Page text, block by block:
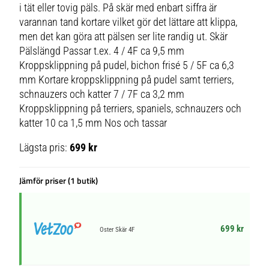
i tät eller tovig päls. På skär med enbart siffra är
varannan tand kortare vilket gör det lättare att klippa,
men det kan göra att pälsen ser lite randig ut. Skär
Pälslängd Passar t.ex. 4 / 4F ca 9,5 mm
Kroppsklippning på pudel, bichon frisé 5 / 5F ca 6,3
mm Kortare kroppsklippning på pudel samt terriers,
schnauzers och katter 7 / 7F ca 3,2 mm
Kroppsklippning på terriers, spaniels, schnauzers och
katter 10 ca 1,5 mm Nos och tassar
Lägsta pris:699 kr
Jämför priser (1 butik)
Oster Skär 4F 699 kr